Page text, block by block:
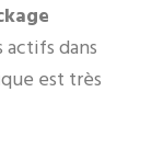
dans
est très